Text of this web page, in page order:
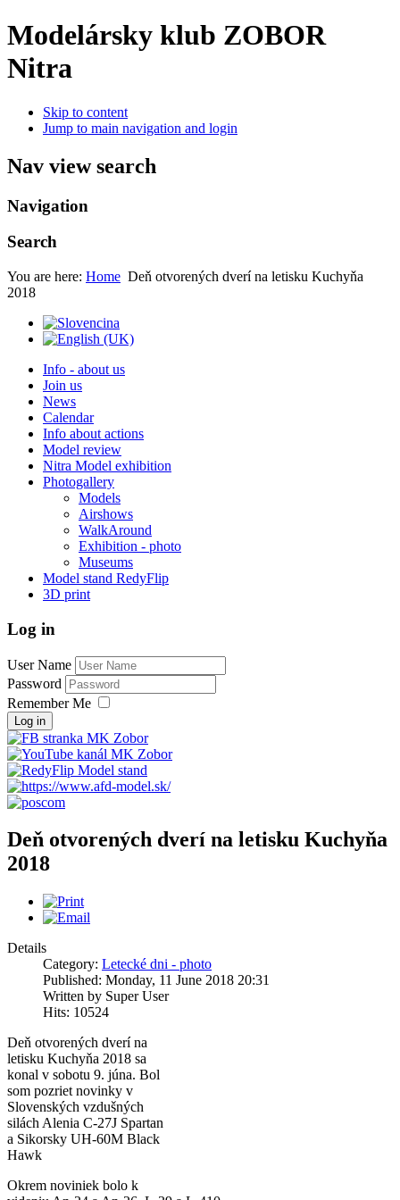
Modelársky klub ZOBOR
Nitra
Skip to content
Jump to main navigation and login
Nav view search
Navigation
Search
You are here: Home Deň otvorených dverí na letisku Kuchyňa
2018
Info - about us
Join us
News
Calendar
Info about actions
Model review
Nitra Model exhibition
Photogallery
Models
Airshows
WalkAround
Exhibition - photo
Museums
Model stand RedyFlip
3D print
Log in
User Name
Password
Remember Me
Log in
Deň otvorených dverí na letisku Kuchyňa
2018
Details
Category: Letecké dni - photo
Published: Monday, 11 June 2018 20:31
Written by Super User
Hits: 10524
Deň otvorených dverí na
letisku Kuchyňa 2018 sa
konal v sobotu 9. júna. Bol
som pozriet novinky v
Slovenských vzdušných
silách Alenia C-27J Spartan
a Sikorsky UH-60M Black
Hawk
Okrem noviniek bolo k